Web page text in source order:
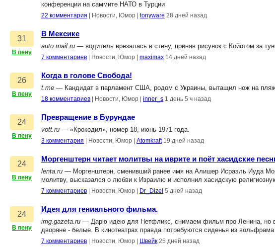
конференции на саммите НАТО в Турции
22 комментария Новости, Юмор tonyware 28 дней назад
31
В пену
В Мексике
auto.mail.ru — водитель врезалась в стену, приняв рисунок с Койотом за
7 комментариев Новости, Юмор maximax 14 дней назад
26
В пену
Когда в голове Свобода!
t.me — Кандидат в парламент США, родом с Украины, вытащил нож на
18 комментариев Новости, Юмор inner_s 1 день 5 ч назад
24
В пену
Превращение в Бурундае
vott.ru — «Крокодил», номер 18, июнь 1971 года.
3 комментария Новости, Юмор Atomkraft 19 дней назад
24
В пену
Моргенштерн читает молитвы на иврите и поёт хасидские
lenta.ru — Моргенштерн, сменивший ранее имя на Алишер Исраэль Иуда
молитву, высказался о любви к Израилю и исполнил хасидскую
7 комментариев Новости, Юмор Dr_Dizel 5 дней назад
24
В пену
Идея для гениального фильма.
img.gazeta.ru — Дарю идею для Нетфликс, снимаем фильм про Ленина, но
дворяне - белые. В кинотеатрах правда потребуются сиденья из
7 комментариев Новости, Юмор Швейк 25 дней назад